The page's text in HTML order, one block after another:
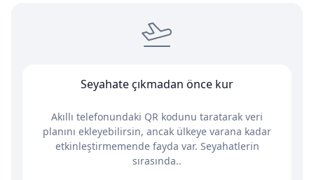
Seyahate çıkmadan önce kur
Akıllı telefonundaki QR kodunu taratarak veri
planını ekleyebilirsin, ancak ülkeye varana kadar
etkinleştirmemende fayda var. Seyahatlerin
sırasında..